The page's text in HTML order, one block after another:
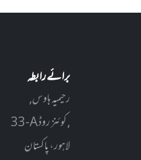
برائے رابطہ
رحیمیہ ہاوس,
33-A کوئنز روڈ ,
لاہور، پاکستان